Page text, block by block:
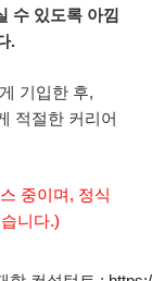
수 있도록 아낌
.
기입한 후,
적절한 커리어
중이며, 정식
니다.)